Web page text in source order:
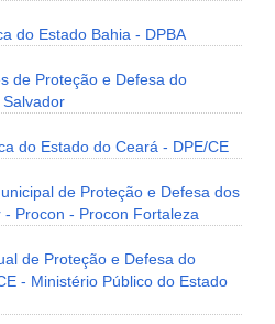
do Estado Bahia - DPBA
de Proteção e Defesa do
do Estado do Ceará - DPE/CE
de Proteção e Defesa dos
Procon - Procon Fortaleza
de Proteção e Defesa do
- Ministério Público do Estado